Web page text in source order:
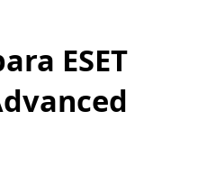
ESET